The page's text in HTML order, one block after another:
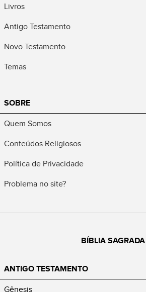
Livros
Antigo Testamento
Novo Testamento
Temas
SOBRE
Quem Somos
Conteúdos Religiosos
Política de Privacidade
Problema no site?
BÍBLIA SAGRADA
ANTIGO TESTAMENTO
Gênesis